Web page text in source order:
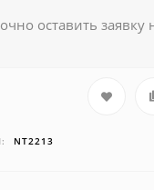
оставить
NT2213